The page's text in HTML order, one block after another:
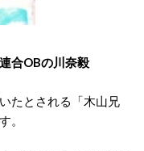
合OBの川奈毅
たとされる「木山兄
。